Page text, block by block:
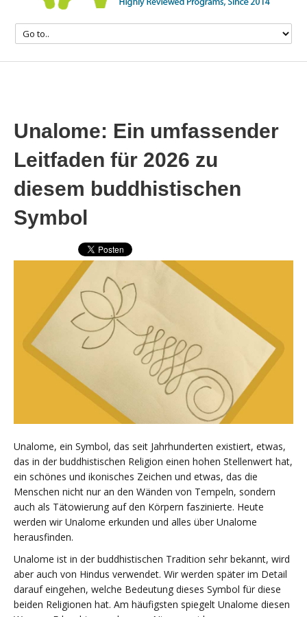
Unalome: Ein umfassender
Leitfaden für 2026 zu
diesem buddhistischen
Symbol
Unalome, ein Symbol, das seit Jahrhunderten existiert, etwas,
das in der buddhistischen Religion einen hohen Stellenwert hat,
ein schönes und ikonisches Zeichen und etwas, das die
Menschen nicht nur an den Wänden von Tempeln, sondern
auch als Tätowierung auf den Körpern faszinierte. Heute
werden wir Unalome erkunden und alles über Unalome
herausfinden.
Unalome ist in der buddhistischen Tradition sehr bekannt, wird
aber auch von Hindus verwendet. Wir werden später im Detail
darauf eingehen, welche Bedeutung dieses Symbol für diese
beiden Religionen hat. Am häufigsten spiegelt Unalome diesen